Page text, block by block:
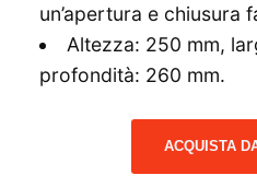
un’apertura e chiusura
Altezza: 250 mm,
profondità: 260 mm.
ACQUISTA